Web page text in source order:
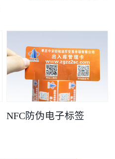
NFC防伪电子标签